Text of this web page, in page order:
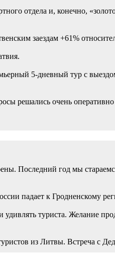
отдела и, конечно,
заездам +61%
5-дневный тур с
решались очень
Последний год мы
падает к Гродненскому
удивлять туриста. Желание
из Литвы. Встреча с